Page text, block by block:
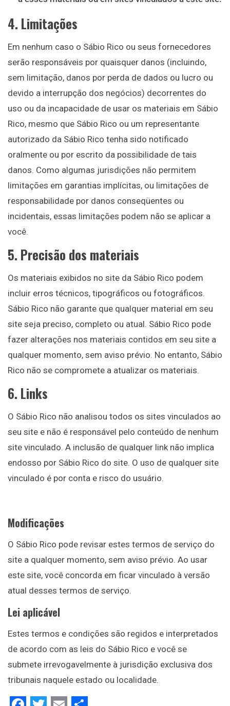
4. Limitações
Em nenhum caso o Sábio Rico ou seus fornecedores
serão responsáveis ​​por quaisquer danos (incluindo,
sem limitação, danos por perda de dados ou lucro ou
devido a interrupção dos negócios) decorrentes do
uso ou da incapacidade de usar os materiais em Sábio
Rico, mesmo que Sábio Rico ou um representante
autorizado da Sábio Rico tenha sido notificado
oralmente ou por escrito da possibilidade de tais
danos. Como algumas jurisdições não permitem
limitações em garantias implícitas, ou limitações de
responsabilidade por danos conseqüentes ou
incidentais, essas limitações podem não se aplicar a
você.
5. Precisão dos materiais
Os materiais exibidos no site da Sábio Rico podem
incluir erros técnicos, tipográficos ou fotográficos.
Sábio Rico não garante que qualquer material em seu
site seja preciso, completo ou atual. Sábio Rico pode
fazer alterações nos materiais contidos em seu site a
qualquer momento, sem aviso prévio. No entanto, Sábio
Rico não se compromete a atualizar os materiais.
6. Links
O Sábio Rico não analisou todos os sites vinculados ao
seu site e não é responsável pelo conteúdo de nenhum
site vinculado. A inclusão de qualquer link não implica
endosso por Sábio Rico do site. O uso de qualquer site
vinculado é por conta e risco do usuário.
Modificações
O Sábio Rico pode revisar estes termos de serviço do
site a qualquer momento, sem aviso prévio. Ao usar
este site, você concorda em ficar vinculado à versão
atual desses termos de serviço.
Lei aplicável
Estes termos e condições são regidos e interpretados
de acordo com as leis do Sábio Rico e você se
submete irrevogavelmente à jurisdição exclusiva dos
tribunais naquele estado ou localidade.